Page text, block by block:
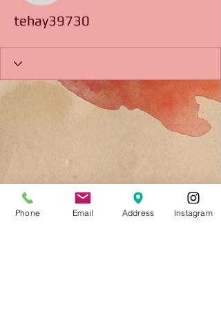
tehay39730
Phone Email Address Instagram